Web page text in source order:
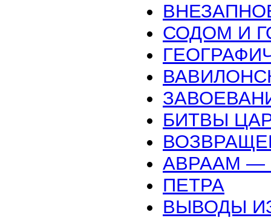
СОДОМ И
БИТВЫ
АВРААМ
ПЕТРА
ВЫВОДЫ